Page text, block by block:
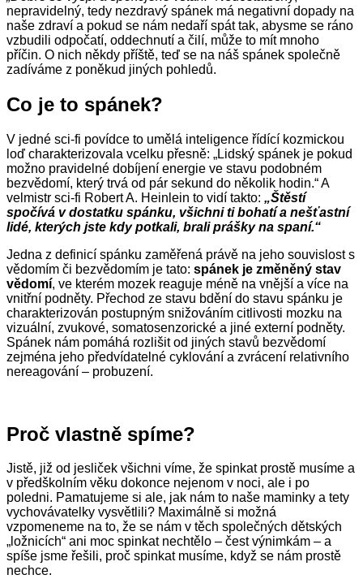
nepravidelný, tedy nezdravý spánek má negativní dopady na
naše zdraví a pokud se nám nedaří spát tak, abysme se ráno
vzbudili odpočatí, oddechnutí a čilí, může to mít mnoho
příčin. O nich někdy příště, teď se na náš spánek společně
zadíváme z poněkud jiných pohledů.
Co je to spánek?
V jedné sci-fi povídce to umělá inteligence řídící kozmickou
loď charakterizovala vcelku přesně: „Lidský spánek je pokud
možno pravidelné dobíjení energie ve stavu podobném
bezvědomí, který trvá od pár sekund do několik hodin.“ A
velmistr sci-fi Robert A. Heinlein to vidí takto: „Štěstí
spočívá v dostatku spánku, všichni ti bohatí a nešťastní
lidé, kterých jste kdy potkali, brali prášky na spaní.“
Jedna z definicí spánku zaměřená právě na jeho souvislost s
vědomím či bezvědomím je tato: spánek je změněný stav
vědomí, ve kterém mozek reaguje méně na vnější a více na
vnitřní podněty. Přechod ze stavu bdění do stavu spánku je
charakterizován postupným snižováním citlivosti mozku na
vizuální, zvukové, somatosenzorické a jiné externí podněty.
Spánek nám pomáhá rozlišit od jiných stavů bezvědomí
zejména jeho předvídatelné cyklování a zvrácení relativního
nereagování – probuzení.
Proč vlastně spíme?
Jistě, již od jesliček všichni víme, že spinkat prostě musíme a
v předškolním věku dokonce nejenom v noci, ale i po
poledni. Pamatujeme si ale, jak nám to naše maminky a tety
vychovávatelky vysvětlili? Maximálně si možná
vzpomeneme na to, že se nám v těch společných dětských
„ložnicích“ ani moc spinkat nechtělo – čest výnimkám – a
spíše jsme řešili, proč spinkat musíme, když se nám prostě
nechce.